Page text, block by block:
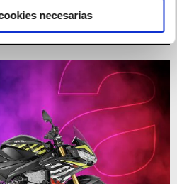
necesarias